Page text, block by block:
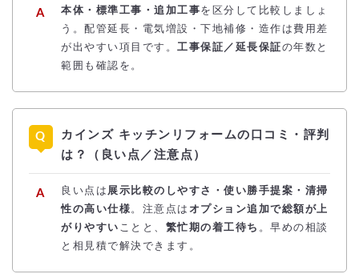
本体・標準工事・追加工事を区分して比較しましょ
う。配管延長・電気増設・下地補修・造作は費用差
が出やすい項目です。 工事保証／延長保証の年数と
範囲も確認を。
カインズ キッチンリフォームの口コミ・評判
は？（良い点／注意点）
良い点は 展示比較のしやすさ・使い勝手提案・清掃
性の高い仕様。注意点は オプション追加で総額が上
がりやすい ことと、 繁忙期の着工待ち 。早めの相談
と相見積で解決できます。